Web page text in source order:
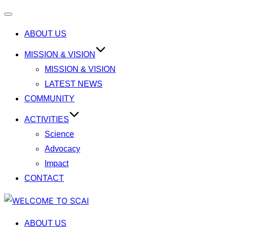
navigation
ABOUT US
MISSION & VISION
MISSION & VISION
LATEST NEWS
COMMUNITY
ACTIVITIES
Science
Advocacy
Impact
CONTACT
Skip
ABOUT US